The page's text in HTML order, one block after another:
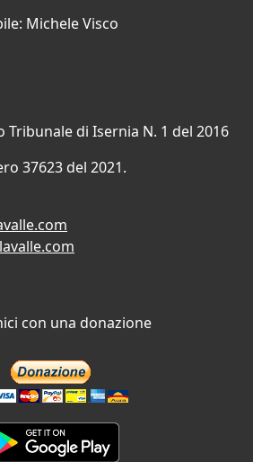
Michele Visco
Tribunale di Isernia N. 1 del 2016
37623 del 2021.
con una donazione